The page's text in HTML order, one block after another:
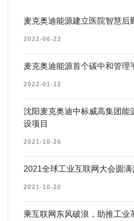
麦克奥迪能源建立医院智慧后
2022-06-22
麦克奥迪能源首个碳中和管理
2022-01-12
沈阳麦克奥迪中标威高集团能
设项目
2021-10-26
2021全球工业互联网大会圆满
2021-10-20
乘互联网东风破浪，助推工业